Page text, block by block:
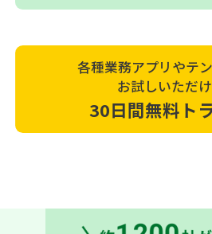
各種業務アプリやテ
お試しいただ
30日間無料ト